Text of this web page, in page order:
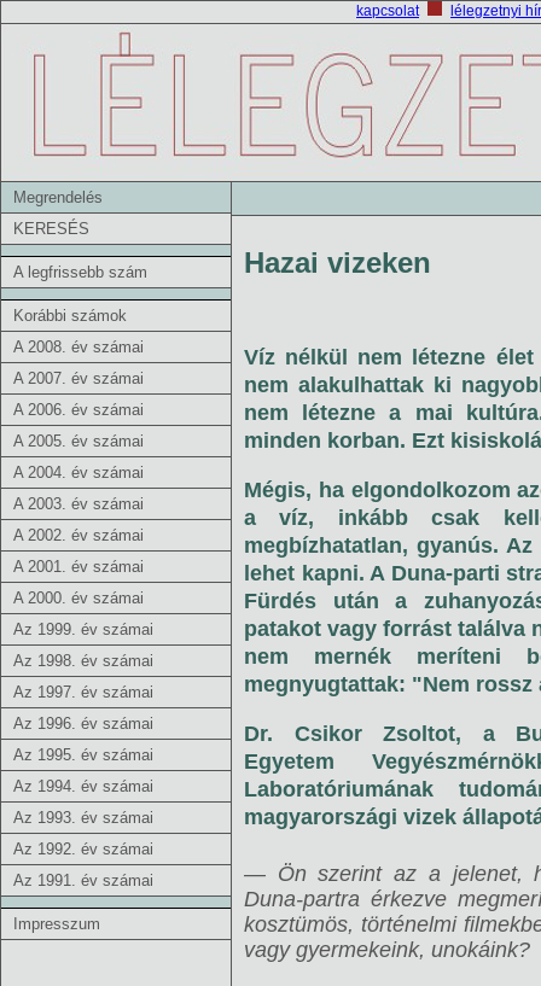
kapcsolat lélegzetnyi
Megrendelés
KERESÉS
A legfrissebb szám
Korábbi számok
A 2008. év számai
A 2007. év számai
A 2006. év számai
A 2005. év számai
A 2004. év számai
A 2003. év számai
A 2002. év számai
A 2001. év számai
A 2000. év számai
Az 1999. év számai
Az 1998. év számai
Az 1997. év számai
Az 1996. év számai
Az 1995. év számai
Az 1994. év számai
Az 1993. év számai
Az 1992. év számai
Az 1991. év számai
Impresszum
Hazai vizeken
Víz nélkül nem létezne
nem alakulhattak ki
nem létezne a mai
minden korban. Ezt
Mégis, ha elgondolkozom
a víz, inkább csak
megbízhatatlan, gyanús.
lehet kapni. A Duna-parti
Fürdés után a
patakot vagy forrást találva
nem mernék meríteni
megnyugtattak: "Nem rossz
Dr. Csikor Zsoltot, a
Egyetem
Laboratóriumának
magyarországi vizek
— Ön szerint az a jelenet,
Duna-partra érkezve
kosztümös, történelmi
vagy gyermekeink, unokáink?